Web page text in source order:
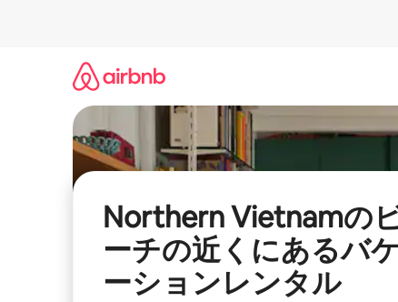
Northern Vietnamの
ーチの近くにあるバケ
ーションレンタル